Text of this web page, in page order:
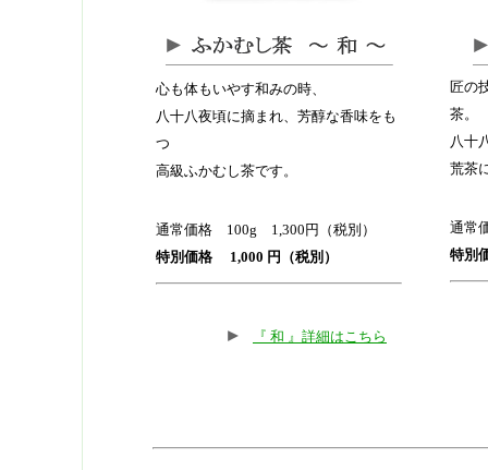
心も体もいやす和みの時、
八十八夜頃に摘まれ、芳醇な香味をも
つ
高級ふかむし茶です。
通常価格 100g 1,300円（税別）
特別価格 1,000 円（税別）
『 和 』詳細はこちら
匠の
茶。
八十
荒茶
通常
特別